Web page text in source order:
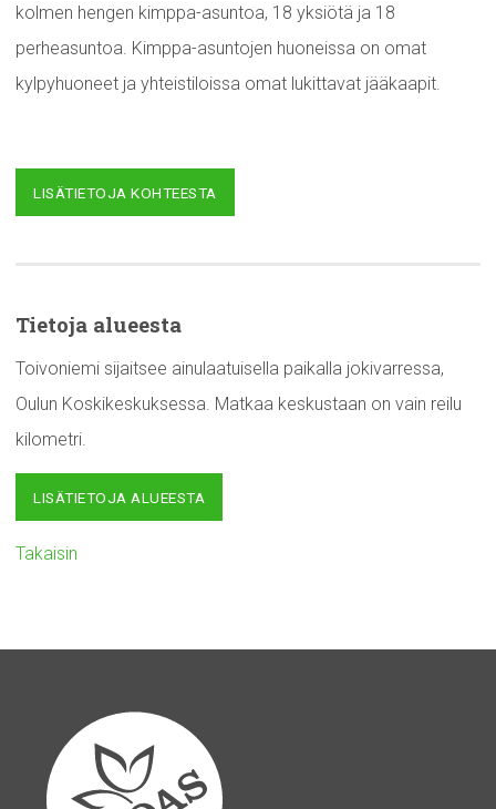
kolmen hengen kimppa-asuntoa, 18 yksiötä ja 18
perheasuntoa. Kimppa-asuntojen huoneissa on omat
kylpyhuoneet ja yhteistiloissa omat lukittavat jääkaapit.
LISÄTIETOJA KOHTEESTA
Tietoja alueesta
Toivoniemi sijaitsee ainulaatuisella paikalla jokivarressa,
Oulun Koskikeskuksessa. Matkaa keskustaan on vain reilu
kilometri.
LISÄTIETOJA ALUEESTA
Takaisin